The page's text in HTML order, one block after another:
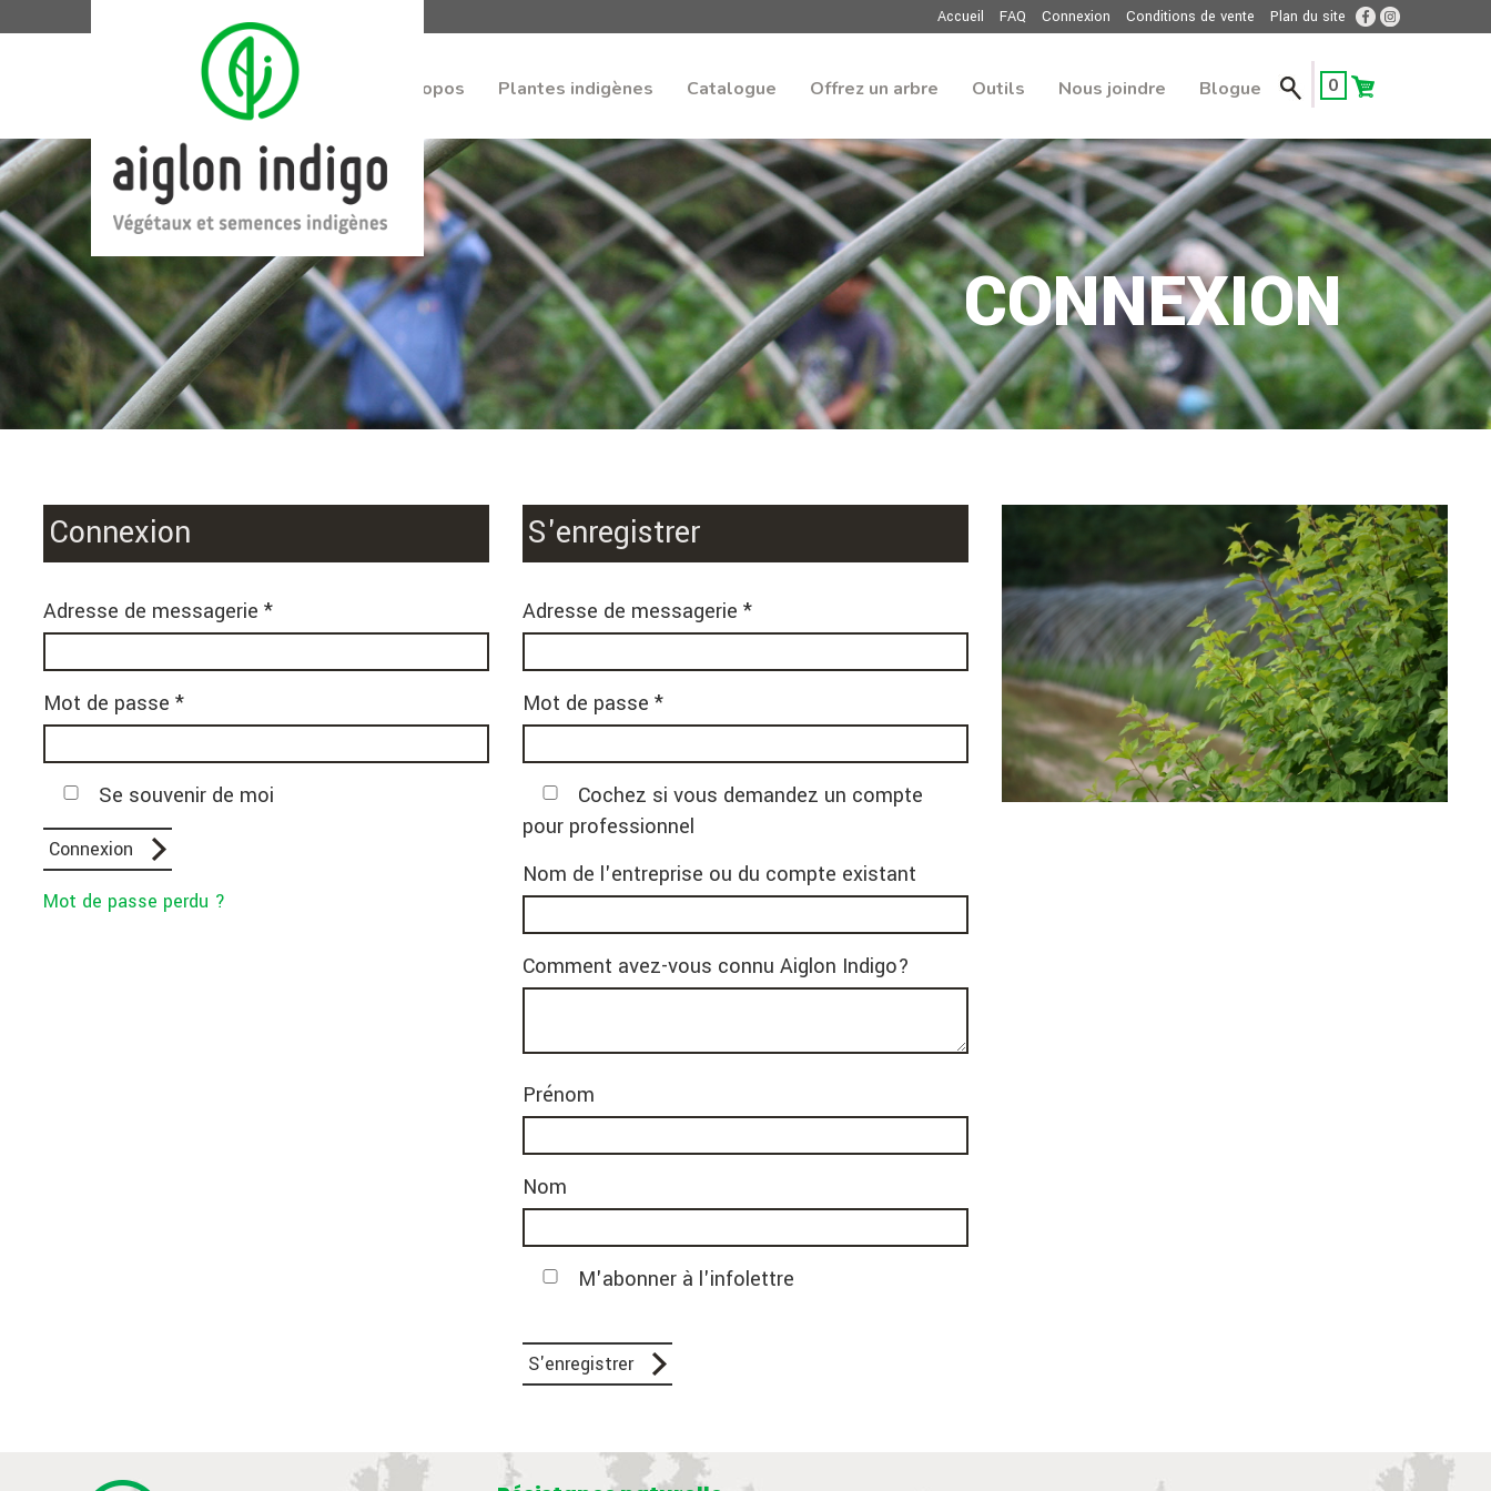
Accueil FAQ Connexion Conditions de vente Plan du site
À propos Plantes indigènes Catalogue Offrez un arbre Outils Nous joindre Blogue 0
CONNEXION
Connexion
Adresse de messagerie *
Mot de passe *
Se souvenir de moi
Mot de passe perdu ?
S'enregistrer
Adresse de messagerie *
Mot de passe *
Cochez si vous demandez un compte
pour professionnel
Nom de l'entreprise ou du compte existant
Comment avez-vous connu Aiglon Indigo?
Prénom
Nom
M'abonner à l'infolettre